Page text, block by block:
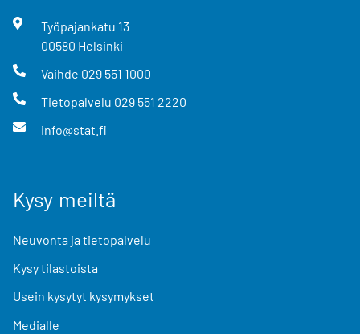
Työpajankatu 13
00580 Helsinki
Vaihde 029 551 1000
Tietopalvelu 029 551 2220
info@stat.fi
Kysy meiltä
Neuvonta ja tietopalvelu
Kysy tilastoista
Usein kysytyt kysymykset
Medialle